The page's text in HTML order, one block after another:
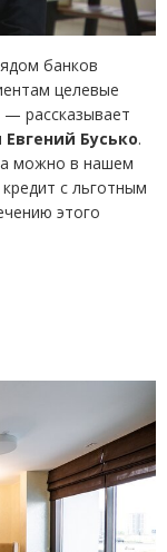
банков
целевые
рассказывает
Бусько.
можно в нашем
с льготным
этого